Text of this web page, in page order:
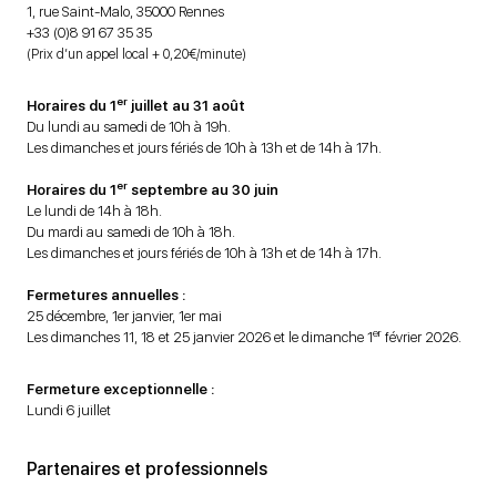
1, rue Saint-Malo, 35000 Rennes
+33 (0)8 91 67 35 35
(Prix d’un appel local + 0,20€/minute)
Horaires du 1er juillet au 31 août
Du lundi au samedi de 10h à 19h.
Les dimanches et jours fériés de 10h à 13h et de 14h à 17h.
Horaires du 1er septembre au 30 juin
Le lundi de 14h à 18h.
Du mardi au samedi de 10h à 18h.
Les dimanches et jours fériés de 10h à 13h et de 14h à 17h.
Fermetures annuelles :
25 décembre, 1er janvier, 1er mai
Les dimanches 11, 18 et 25 janvier 2026 et le dimanche 1er février 2026.
Fermeture exceptionnelle :
Lundi 6 juillet
Partenaires et professionnels